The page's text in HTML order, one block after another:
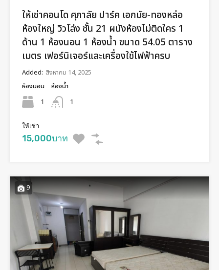
ให้เช่าคอนโด ศุภาลัย ปาร์ค เอกมัย-ทองหล่อ
ห้องใหญ่ วิวโล่ง ชั้น 21 ผนังห้องไม่ติดใคร 1
ด้าน 1 ห้องนอน 1 ห้องน้ำ ขนาด 54.05 ตาราง
เมตร เฟอร์นิเจอร์และเครื่องใช้ไฟฟ้าครบ
Added: สิงหาคม 14, 2025
ห้องนอน
1
ห้องน้ำ
1
ให้เช่า
15,000บาท
9